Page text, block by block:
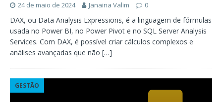
24 de maio de 2024 Janaina Valim 0
DAX, ou Data Analysis Expressions, é a linguagem de fórmulas
usada no Power BI, no Power Pivot e no SQL Server Analysis
Services. Com DAX, é possível criar cálculos complexos e
análises avançadas que não […]
GESTÃO